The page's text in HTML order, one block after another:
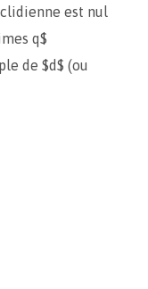
est nul
q$
de $d$ (ou